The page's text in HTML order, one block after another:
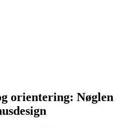
orientering: Nøglen